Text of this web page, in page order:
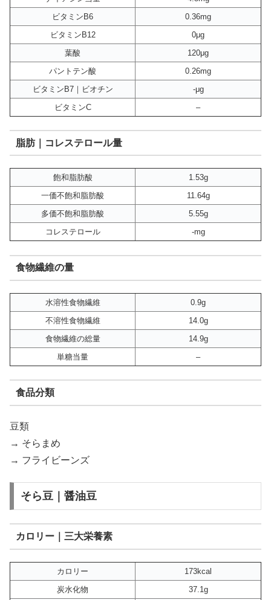
ビタミンB6
0.36mg
ビタミンB12
0μg
葉酸
120μg
パントテン酸
0.26mg
ビタミンB7｜ビオチン
-μg
ビタミンC
–
脂肪｜コレステロール量
飽和脂肪酸
1.53g
一価不飽和脂肪酸
11.64g
多価不飽和脂肪酸
5.55g
コレステロール
-mg
食物繊維の量
水溶性食物繊維
0.9g
不溶性食物繊維
14.0g
食物繊維の総量
14.9g
単糖当量
–
食品分類
豆類
→ そらまめ
→ フライビーンズ
そら豆｜醤油豆
カロリー｜三大栄養素
カロリー
173kcal
炭水化物
37.1g